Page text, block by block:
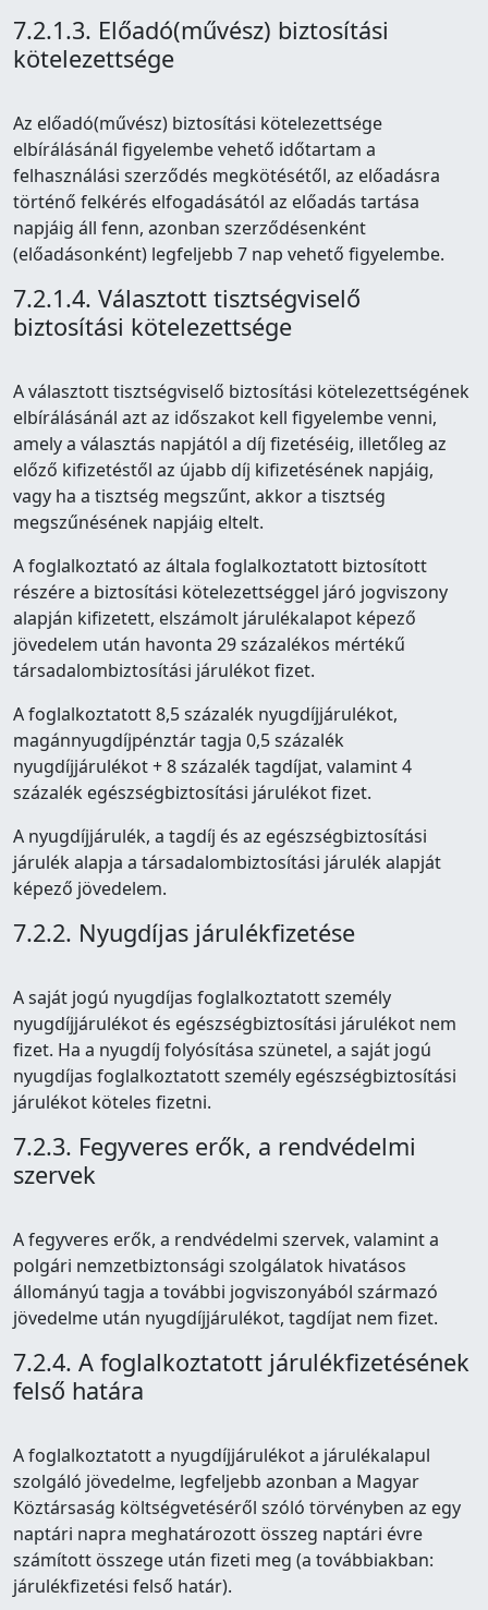
7.2.1.3. Előadó(művész) biztosítási
kötelezettsége
Az előadó(művész) biztosítási kötelezettsége
elbírálásánál figyelembe vehető időtartam a
felhasználási szerződés megkötésétől, az előadásra
történő felkérés elfogadásától az előadás tartása
napjáig áll fenn, azonban szerződésenként
(előadásonként) legfeljebb 7 nap vehető figyelembe.
7.2.1.4. Választott tisztségviselő
biztosítási kötelezettsége
A választott tisztségviselő biztosítási kötelezettségének
elbírálásánál azt az időszakot kell figyelembe venni,
amely a választás napjától a díj fizetéséig, illetőleg az
előző kifizetéstől az újabb díj kifizetésének napjáig,
vagy ha a tisztség megszűnt, akkor a tisztség
megszűnésének napjáig eltelt.
A foglalkoztató az általa foglalkoztatott biztosított
részére a biztosítási kötelezettséggel járó jogviszony
alapján kifizetett, elszámolt járulékalapot képező
jövedelem után havonta 29 százalékos mértékű
társadalombiztosítási járulékot fizet.
A foglalkoztatott 8,5 százalék nyugdíjjárulékot,
magánnyugdíjpénztár tagja 0,5 százalék
nyugdíjjárulékot + 8 százalék tagdíjat, valamint 4
százalék egészségbiztosítási járulékot fizet.
A nyugdíjjárulék, a tagdíj és az egészségbiztosítási
járulék alapja a társadalombiztosítási járulék alapját
képező jövedelem.
7.2.2. Nyugdíjas járulékfizetése
A saját jogú nyugdíjas foglalkoztatott személy
nyugdíjjárulékot és egészségbiztosítási járulékot nem
fizet. Ha a nyugdíj folyósítása szünetel, a saját jogú
nyugdíjas foglalkoztatott személy egészségbiztosítási
járulékot köteles fizetni.
7.2.3. Fegyveres erők, a rendvédelmi
szervek
A fegyveres erők, a rendvédelmi szervek, valamint a
polgári nemzetbiztonsági szolgálatok hivatásos
állományú tagja a további jogviszonyából származó
jövedelme után nyugdíjjárulékot, tagdíjat nem fizet.
7.2.4. A foglalkoztatott járulékfizetésének
felső határa
A foglalkoztatott a nyugdíjjárulékot a járulékalapul
szolgáló jövedelme, legfeljebb azonban a Magyar
Köztársaság költségvetéséről szóló törvényben az egy
naptári napra meghatározott összeg naptári évre
számított összege után fizeti meg (a továbbiakban:
járulékfizetési felső határ).